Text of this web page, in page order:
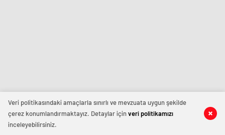
Veri politikasındaki amaçlarla sınırlı ve mevzuata uygun şekilde
çerez konumlandırmaktayız. Detaylar içinveri politikamızı
inceleyebilirsiniz.